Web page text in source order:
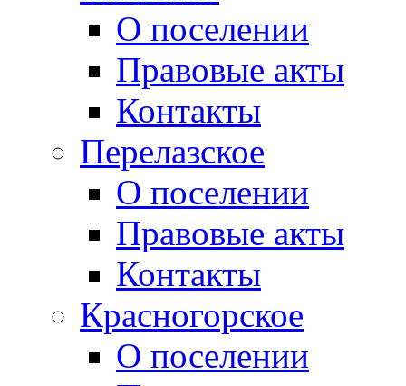
О поселении
Правовые акты
Контакты
Перелазское
О поселении
Правовые акты
Контакты
Красногорское
О поселении